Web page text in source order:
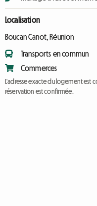
Localisation
Boucan Canot, Réunion
Transports en commun
Commerces
L'adresse exacte du logement est
réservation est confirmée.